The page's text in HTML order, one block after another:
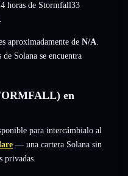
horas de Stormfall33
.
aproximadamente de N/A.
Solana se encuentra
en
para intercámbialo al
— una cartera Solana sin
privadas.